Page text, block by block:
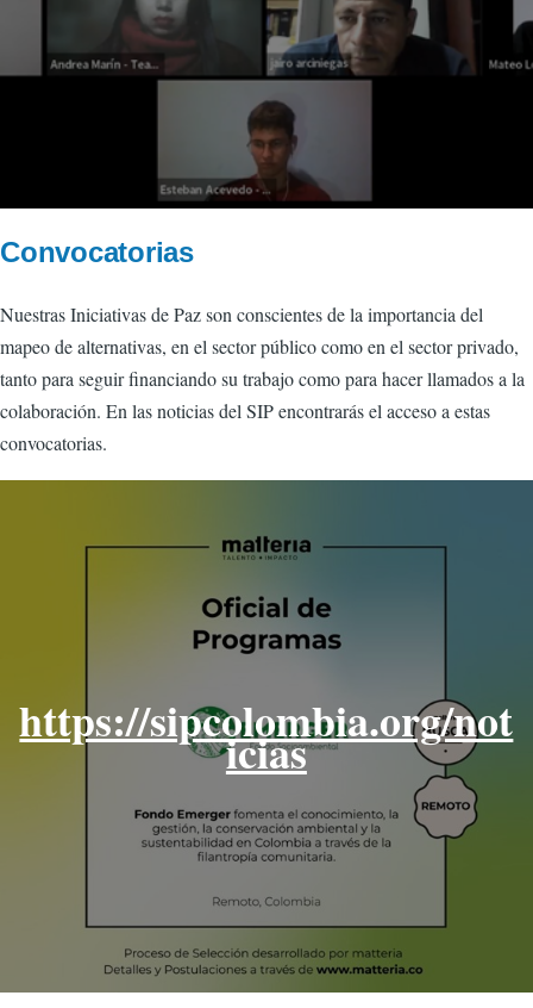
Convocatorias
Nuestras Iniciativas de Paz son conscientes de la importancia del
mapeo de alternativas, en el sector público como en el sector privado,
tanto para seguir financiando su trabajo como para hacer llamados a la
colaboración. En las noticias del SIP encontrarás el acceso a estas
convocatorias.
https://sipcolombia.org/not
icias